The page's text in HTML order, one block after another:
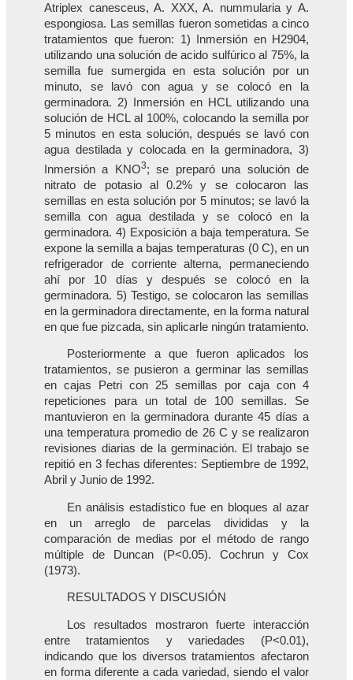
Atriplex canesceus, A. XXX, A. nummularia y A.
espongiosa. Las semillas fueron sometidas a cinco
tratamientos que fueron: 1) Inmersión en H2904,
utilizando una solución de acido sulfúrico al 75%, la
semilla fue sumergida en esta solución por un
minuto, se lavó con agua y se colocó en la
germinadora. 2) Inmersión en HCL utilizando una
solución de HCL al 100%, colocando la semilla por
5 minutos en esta solución, después se lavó con
agua destilada y colocada en la germinadora, 3)
Inmersión a KNO3; se preparó una solución de
nitrato de potasio al 0.2% y se colocaron las
semillas en esta solución por 5 minutos; se lavó la
semilla con agua destilada y se colocó en la
germinadora. 4) Exposición a baja temperatura. Se
expone la semilla a bajas temperaturas (0 C), en un
refrigerador de corriente alterna, permaneciendo
ahí por 10 días y después se colocó en la
germinadora. 5) Testigo, se colocaron las semillas
en la germinadora directamente, en la forma natural
en que fue pizcada, sin aplicarle ningún tratamiento.
Posteriormente a que fueron aplicados los
tratamientos, se pusieron a germinar las semillas
en cajas Petri con 25 semillas por caja con 4
repeticiones para un total de 100 semillas. Se
mantuvieron en la germinadora durante 45 días a
una temperatura promedio de 26 C y se realizaron
revisiones diarias de la germinación. El trabajo se
repitió en 3 fechas diferentes: Septiembre de 1992,
Abril y Junio de 1992.
En análisis estadístico fue en bloques al azar
en un arreglo de parcelas divididas y la
comparación de medias por el método de rango
múltiple de Duncan (P<0.05). Cochrun y Cox
(1973).
RESULTADOS Y DISCUSIÓN
Los resultados mostraron fuerte interacción
entre tratamientos y variedades (P<0.01),
indicando que los diversos tratamientos afectaron
en forma diferente a cada variedad, siendo el valor